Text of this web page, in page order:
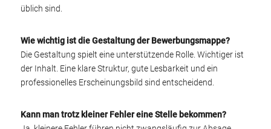
üblich sind.
Wie wichtig ist die Gestaltung der Bewerbungsmappe?
Die Gestaltung spielt eine unterstützende Rolle. Wichtiger ist
der Inhalt. Eine klare Struktur, gute Lesbarkeit und ein
professionelles Erscheinungsbild sind entscheidend.
Kann man trotz kleiner Fehler eine Stelle bekommen?